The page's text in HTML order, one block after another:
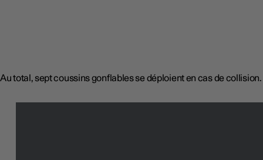
Au total, sept coussins gonflables se déploient en cas de collision.